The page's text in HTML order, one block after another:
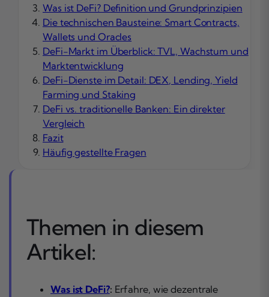
Was ist DeFi? Definition und Grundprinzipien
Die technischen Bausteine: Smart Contracts,
Wallets und Oracles
DeFi-Markt im Überblick: TVL, Wachstum und
Marktentwicklung
DeFi-Dienste im Detail: DEX, Lending, Yield
Farming und Staking
DeFi vs. traditionelle Banken: Ein direkter
Vergleich
Fazit
Häufig gestellte Fragen
Themen in diesem
Artikel:
Was ist DeFi?: Erfahre, wie dezentrale